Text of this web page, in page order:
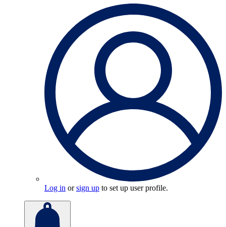
Log in orsign up to set up user profile.